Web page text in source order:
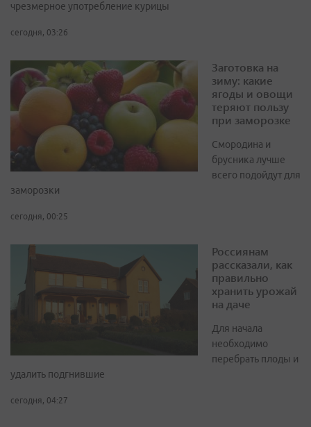
чрезмерное употребление курицы
сегодня, 03:26
Заготовка на
зиму: какие
ягоды и овощи
теряют пользу
при заморозке
Смородина и
брусника лучше
всего подойдут для
заморозки
сегодня, 00:25
Россиянам
рассказали, как
правильно
хранить урожай
на даче
Для начала
необходимо
перебрать плоды и
удалить подгнившие
сегодня, 04:27